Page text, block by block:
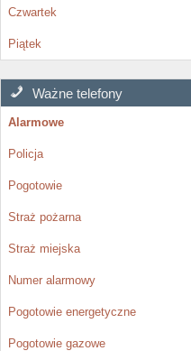
Czwartek
Piątek
Ważne telefony
Alarmowe
Policja
Pogotowie
Straż pożarna
Straż miejska
Numer alarmowy
Pogotowie energetyczne
Pogotowie gazowe